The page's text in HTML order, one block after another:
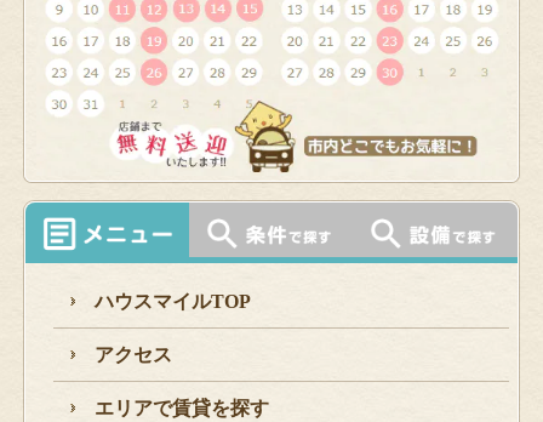
ハウスマイルTOP
アクセス
エリアで賃貸を探す